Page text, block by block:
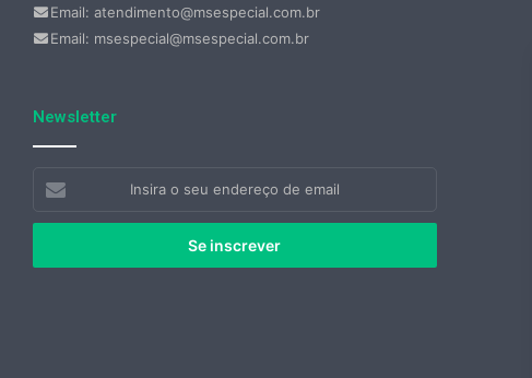
Email: atendimento@msespecial.com.br
Email: msespecial@msespecial.com.br
Newsletter
seu
de